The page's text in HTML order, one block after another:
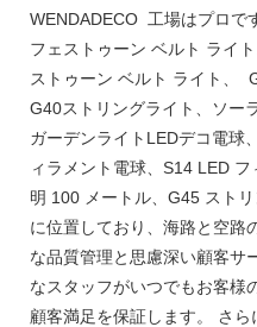
WENDADECO 工場はプロで
フェストゥーン ベルト ライ
ストゥーン ベルト ライト、
G40ストリングライト、ソー
ガーデンライトLEDデコ電球
ィラメント電球、S14 LED
明 100 メートル、G45 スト
に位置しており、海路と空路
な品質管理と思慮深い顧客サ
なスタッフがいつでもお客様
顧客満足を保証します。 さら